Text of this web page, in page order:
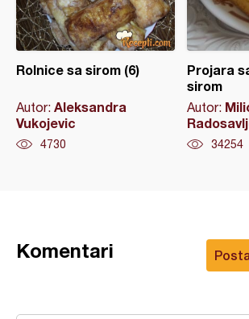
Rolnice sa sirom (6)
Autor: Aleksandra
Vukojevic
4730
Projara
sirom
Autor:
34254
Komentari